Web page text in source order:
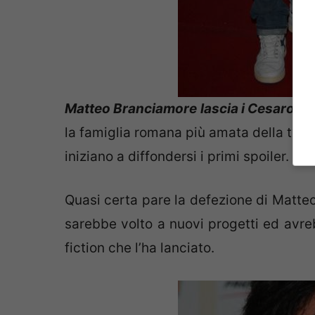
Matteo Branciamore lascia i
la famiglia romana più amata della tv,
iniziano a diffondersi i primi spoiler.
Quasi certa pare la defezione di
sarebbe volto a nuovi progetti ed
fiction che l’ha lanciato.